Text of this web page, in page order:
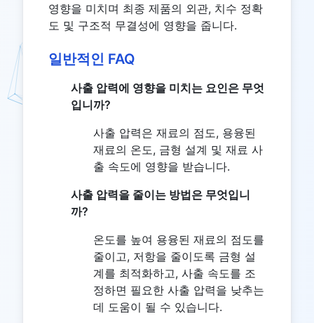
영향을 미치며 최종 제품의 외관, 치수 정확
도 및 구조적 무결성에 영향을 줍니다.
일반적인 FAQ
사출 압력에 영향을 미치는 요인은 무엇
입니까?
사출 압력은 재료의 점도, 용융된
재료의 온도, 금형 설계 및 재료 사
출 속도에 영향을 받습니다.
사출 압력을 줄이는 방법은 무엇입니
까?
온도를 높여 용융된 재료의 점도를
줄이고, 저항을 줄이도록 금형 설
계를 최적화하고, 사출 속도를 조
정하면 필요한 사출 압력을 낮추는
데 도움이 될 수 있습니다.